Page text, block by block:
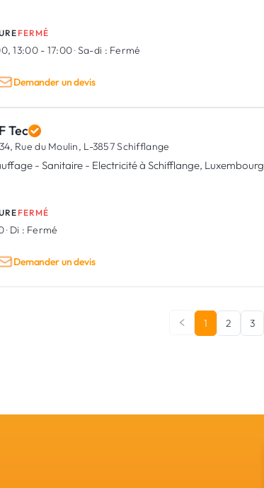
FERMÉ
13:00 - 17:00·Sa-di : Fermé
Demander un devis
Tec
34, Rue du Moulin, L-3857 Schifflange
- Sanitaire - Electricité à Schifflange, Luxembourg
FERMÉ
· Di : Fermé
Demander un devis
1 2 3